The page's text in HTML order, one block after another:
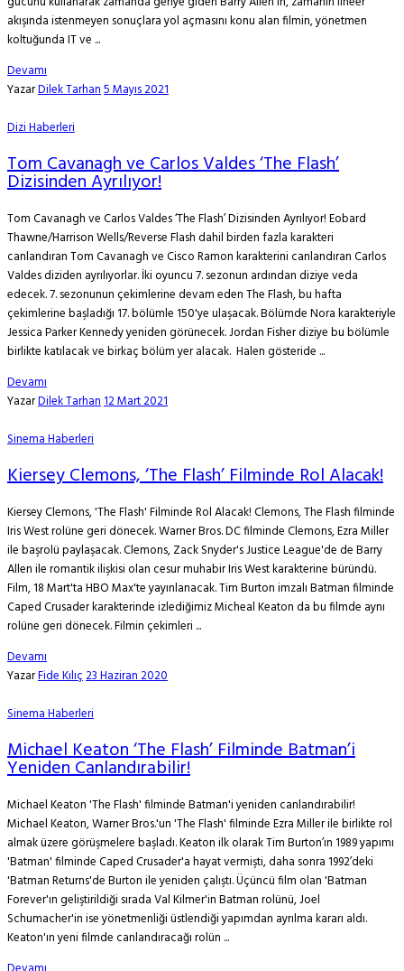
akışında istenmeyen sonuçlara yol açmasını konu alan filmin, yönetmen
koltuğunda IT ve ...
Devamı
YazarDilek Tarhan5 Mayıs 2021
Dizi Haberleri
Tom Cavanagh ve Carlos Valdes ‘The Flash’
Dizisinden Ayrılıyor!
Tom Cavanagh ve Carlos Valdes ‘The Flash’ Dizisinden Ayrılıyor! Eobard
Thawne/Harrison Wells/Reverse Flash dahil birden fazla karakteri
canlandıran Tom Cavanagh ve Cisco Ramon karakterini canlandıran Carlos
Valdes diziden ayrılıyorlar. İki oyuncu 7. sezonun ardından diziye veda
edecek. 7. sezonunun çekimlerine devam eden The Flash, bu hafta
çekimlerine başladığı 17. bölümle 150'ye ulaşacak. Bölümde Nora karakteriyle
Jessica Parker Kennedy yeniden görünecek. Jordan Fisher diziye bu bölümle
birlikte katılacak ve birkaç bölüm yer alacak. Halen gösteride ...
Devamı
YazarDilek Tarhan12 Mart 2021
Sinema Haberleri
Kiersey Clemons, ‘The Flash’ Filminde Rol Alacak!
Kiersey Clemons, 'The Flash' Filminde Rol Alacak! Clemons, The Flash filminde
Iris West rolüne geri dönecek. Warner Bros. DC filminde Clemons, Ezra Miller
ile başrolü paylaşacak. Clemons, Zack Snyder's Justice League'de de Barry
Allen ile romantik ilişkisi olan cesur muhabir Iris West karakterine büründü.
Film, 18 Mart'ta HBO Max'te yayınlanacak. Tim Burton imzalı Batman filminde
Caped Crusader karakterinde izlediğimiz Micheal Keaton da bu filmde aynı
rolüne geri dönecek. Filmin çekimleri ...
Devamı
YazarFide Kılıç23 Haziran 2020
Sinema Haberleri
Michael Keaton ‘The Flash’ Filminde Batman’i
Yeniden Canlandırabilir!
Michael Keaton 'The Flash' filminde Batman'i yeniden canlandırabilir!
Michael Keaton, Warner Bros.'un 'The Flash' filminde Ezra Miller ile birlikte rol
almak üzere görüşmelere başladı. Keaton ilk olarak Tim Burton’ın 1989 yapımı
'Batman' filminde Caped Crusader'a hayat vermişti, daha sonra 1992’deki
'Batman Returns'de Burton ile yeniden çalıştı. Üçüncü film olan 'Batman
Forever'ın geliştirildiği sırada Val Kilmer'in Batman rolünü, Joel
Schumacher'in ise yönetmenliği üstlendiği yapımdan ayrılma kararı aldı.
Keaton'ın yeni filmde canlandıracağı rolün ...